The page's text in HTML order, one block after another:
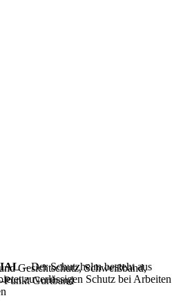
Gesichtschutz, Schweißband,
Gurtband
– Der Schutzhelm besteht aus
zuverlässigen Schutz bei Arbeiten